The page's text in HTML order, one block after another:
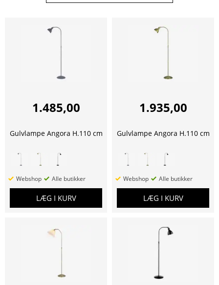
1.485,00
Gulvlampe Angora H.110 cm
Webshop Alle butikker
LÆG I KURV
1.935,00
Gulvlampe Angora H.110 cm
Webshop Alle butikker
LÆG I KURV